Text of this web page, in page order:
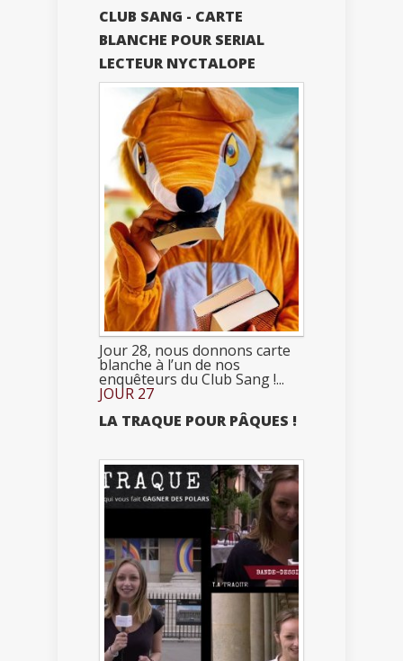
CLUB SANG - CARTE
BLANCHE POUR SERIAL
LECTEUR NYCTALOPE
Jour 28, nous donnons carte
blanche à l’un de nos
enquêteurs du Club Sang !...
JOUR 27
LA TRAQUE POUR PÂQUES !